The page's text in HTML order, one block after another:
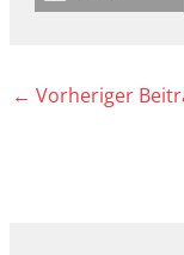
← Vorheriger